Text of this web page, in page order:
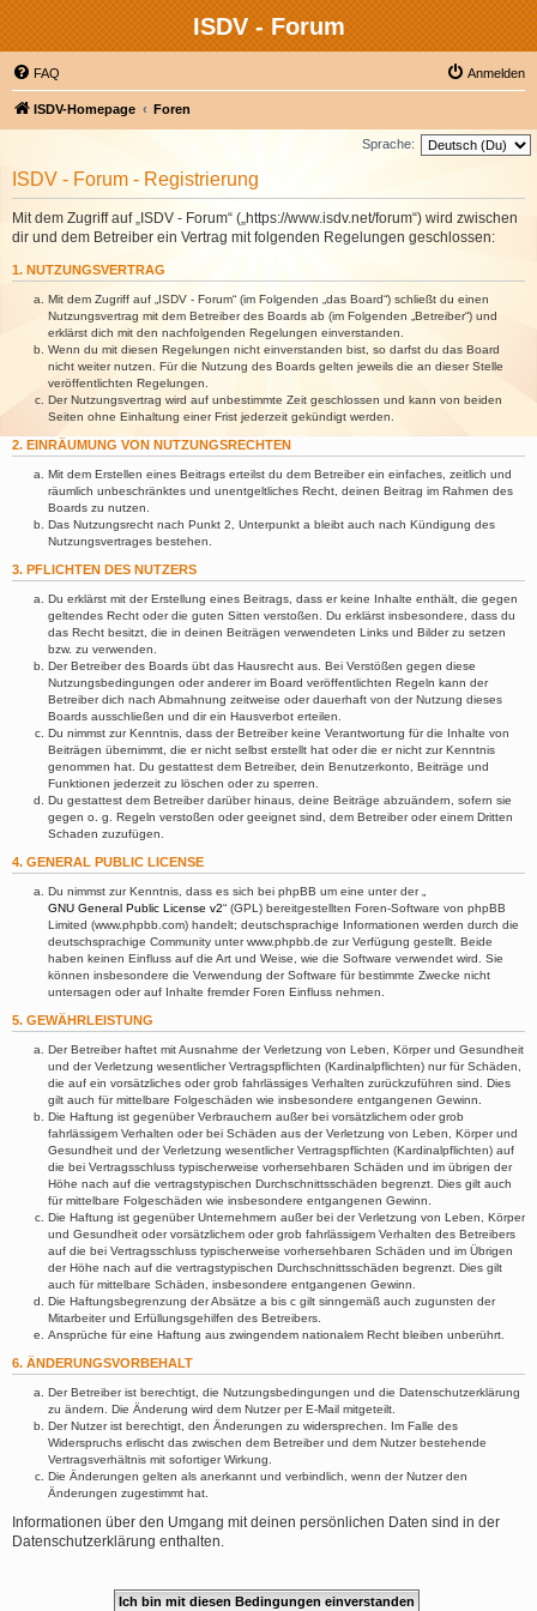
ISDV - Forum
FAQ Anmelden
ISDV-Homepage Foren
Sprache:
ISDV - Forum - Registrierung
Mit dem Zugriff auf „ISDV - Forum“ („https://www.isdv.net/forum“) wird zwischen
dir und dem Betreiber ein Vertrag mit folgenden Regelungen geschlossen:
1. NUTZUNGSVERTRAG
Mit dem Zugriff auf „ISDV - Forum“ (im Folgenden „das Board“) schließt du einen
Nutzungsvertrag mit dem Betreiber des Boards ab (im Folgenden „Betreiber“) und
erklärst dich mit den nachfolgenden Regelungen einverstanden.
Wenn du mit diesen Regelungen nicht einverstanden bist, so darfst du das Board
nicht weiter nutzen. Für die Nutzung des Boards gelten jeweils die an dieser Stelle
veröffentlichten Regelungen.
Der Nutzungsvertrag wird auf unbestimmte Zeit geschlossen und kann von beiden
Seiten ohne Einhaltung einer Frist jederzeit gekündigt werden.
2. EINRÄUMUNG VON NUTZUNGSRECHTEN
Mit dem Erstellen eines Beitrags erteilst du dem Betreiber ein einfaches, zeitlich und
räumlich unbeschränktes und unentgeltliches Recht, deinen Beitrag im Rahmen des
Boards zu nutzen.
Das Nutzungsrecht nach Punkt 2, Unterpunkt a bleibt auch nach Kündigung des
Nutzungsvertrages bestehen.
3. PFLICHTEN DES NUTZERS
Du erklärst mit der Erstellung eines Beitrags, dass er keine Inhalte enthält, die gegen
geltendes Recht oder die guten Sitten verstoßen. Du erklärst insbesondere, dass du
das Recht besitzt, die in deinen Beiträgen verwendeten Links und Bilder zu setzen
bzw. zu verwenden.
Der Betreiber des Boards übt das Hausrecht aus. Bei Verstößen gegen diese
Nutzungsbedingungen oder anderer im Board veröffentlichten Regeln kann der
Betreiber dich nach Abmahnung zeitweise oder dauerhaft von der Nutzung dieses
Boards ausschließen und dir ein Hausverbot erteilen.
Du nimmst zur Kenntnis, dass der Betreiber keine Verantwortung für die Inhalte von
Beiträgen übernimmt, die er nicht selbst erstellt hat oder die er nicht zur Kenntnis
genommen hat. Du gestattest dem Betreiber, dein Benutzerkonto, Beiträge und
Funktionen jederzeit zu löschen oder zu sperren.
Du gestattest dem Betreiber darüber hinaus, deine Beiträge abzuändern, sofern sie
gegen o. g. Regeln verstoßen oder geeignet sind, dem Betreiber oder einem Dritten
Schaden zuzufügen.
4. GENERAL PUBLIC LICENSE
Du nimmst zur Kenntnis, dass es sich bei phpBB um eine unter der „
GNU General Public License v2“ (GPL) bereitgestellten Foren-Software von phpBB
Limited (www.phpbb.com) handelt; deutschsprachige Informationen werden durch die
deutschsprachige Community unter www.phpbb.de zur Verfügung gestellt. Beide
haben keinen Einfluss auf die Art und Weise, wie die Software verwendet wird. Sie
können insbesondere die Verwendung der Software für bestimmte Zwecke nicht
untersagen oder auf Inhalte fremder Foren Einfluss nehmen.
5. GEWÄHRLEISTUNG
Der Betreiber haftet mit Ausnahme der Verletzung von Leben, Körper und Gesundheit
und der Verletzung wesentlicher Vertragspflichten (Kardinalpflichten) nur für Schäden,
die auf ein vorsätzliches oder grob fahrlässiges Verhalten zurückzuführen sind. Dies
gilt auch für mittelbare Folgeschäden wie insbesondere entgangenen Gewinn.
Die Haftung ist gegenüber Verbrauchern außer bei vorsätzlichem oder grob
fahrlässigem Verhalten oder bei Schäden aus der Verletzung von Leben, Körper und
Gesundheit und der Verletzung wesentlicher Vertragspflichten (Kardinalpflichten) auf
die bei Vertragsschluss typischerweise vorhersehbaren Schäden und im übrigen der
Höhe nach auf die vertragstypischen Durchschnittsschäden begrenzt. Dies gilt auch
für mittelbare Folgeschäden wie insbesondere entgangenen Gewinn.
Die Haftung ist gegenüber Unternehmern außer bei der Verletzung von Leben, Körper
und Gesundheit oder vorsätzlichem oder grob fahrlässigem Verhalten des Betreibers
auf die bei Vertragsschluss typischerweise vorhersehbaren Schäden und im Übrigen
der Höhe nach auf die vertragstypischen Durchschnittsschäden begrenzt. Dies gilt
auch für mittelbare Schäden, insbesondere entgangenen Gewinn.
Die Haftungsbegrenzung der Absätze a bis c gilt sinngemäß auch zugunsten der
Mitarbeiter und Erfüllungsgehilfen des Betreibers.
Ansprüche für eine Haftung aus zwingendem nationalem Recht bleiben unberührt.
6. ÄNDERUNGSVORBEHALT
Der Betreiber ist berechtigt, die Nutzungsbedingungen und die Datenschutzerklärung
zu ändern. Die Änderung wird dem Nutzer per E-Mail mitgeteilt.
Der Nutzer ist berechtigt, den Änderungen zu widersprechen. Im Falle des
Widerspruchs erlischt das zwischen dem Betreiber und dem Nutzer bestehende
Vertragsverhältnis mit sofortiger Wirkung.
Die Änderungen gelten als anerkannt und verbindlich, wenn der Nutzer den
Änderungen zugestimmt hat.
Informationen über den Umgang mit deinen persönlichen Daten sind in der
Datenschutzerklärung enthalten.